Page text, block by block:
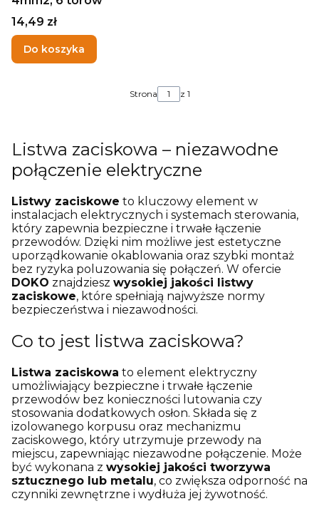
Cena
14,49 zł
Do koszyka
Strona z 1
Listwa zaciskowa – niezawodne
połączenie elektryczne
Listwy zaciskowe to kluczowy element w
instalacjach elektrycznych i systemach sterowania,
który zapewnia bezpieczne i trwałe łączenie
przewodów. Dzięki nim możliwe jest estetyczne
uporządkowanie okablowania oraz szybki montaż
bez ryzyka poluzowania się połączeń. W ofercie
DOKO znajdziesz wysokiej jakości listwy
zaciskowe, które spełniają najwyższe normy
bezpieczeństwa i niezawodności.
Co to jest listwa zaciskowa?
Listwa zaciskowa to element elektryczny
umożliwiający bezpieczne i trwałe łączenie
przewodów bez konieczności lutowania czy
stosowania dodatkowych osłon. Składa się z
izolowanego korpusu oraz mechanizmu
zaciskowego, który utrzymuje przewody na
miejscu, zapewniając niezawodne połączenie. Może
być wykonana z wysokiej jakości tworzywa
sztucznego lub metalu, co zwiększa odporność na
czynniki zewnętrzne i wydłuża jej żywotność.